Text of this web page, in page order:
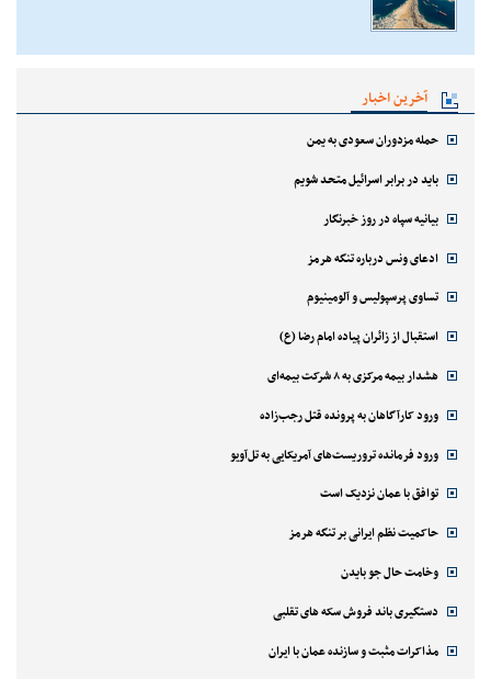
آخرین اخبار
حمله مزدوران سعودی به یمن
باید در برابر اسرائیل متحد شویم
بیانیه سپاه در روز خبرنگار
ادعای ونس درباره تنگه هرمز
تساوی پرسپولیس و آلومینیوم
استقبال از زائران پیاده امام رضا (ع)
هشدار بیمه مرکزی به ۸ شرکت بیمه‌ای
ورود کارآگاهان به پرونده قتل رجب‌زاده
ورود فرمانده تروریست‌های آمریکایی به تل‌آویو
توافق با عمان نزدیک است
حاکمیت نظم ایرانی بر تنگه هرمز
وخامت حال جو بایدن
دستگیری باند فروش سکه های تقلبی
مذاکرات مثبت و سازنده عمان با ایران